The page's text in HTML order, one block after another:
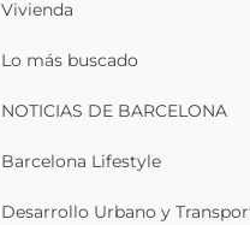
Vivienda
Lo más buscado
NOTICIAS DE BARCELONA
Barcelona Lifestyle
Desarrollo Urbano y